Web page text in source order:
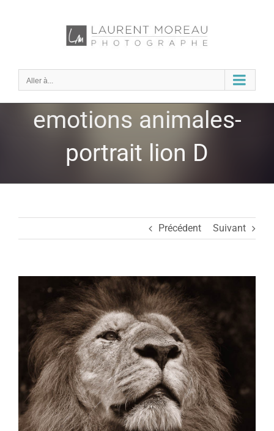
Aller à...
emotions animales-
portrait lion D
Précédent Suivant
Image